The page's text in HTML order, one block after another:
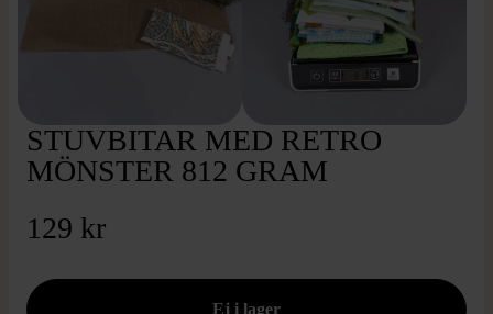
STUVBITAR MED RETRO
MÖNSTER 812 GRAM
129 kr